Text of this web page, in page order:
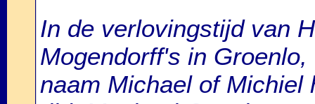
In de verlovingstijd van
Mogendorff's in Groenlo,
naam Michael of Michiel